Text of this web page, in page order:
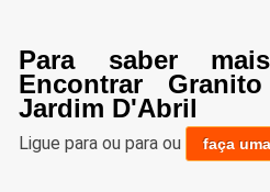
Para saber
Encontrar
Jardim D'Abril
Ligue paraou paraou faça